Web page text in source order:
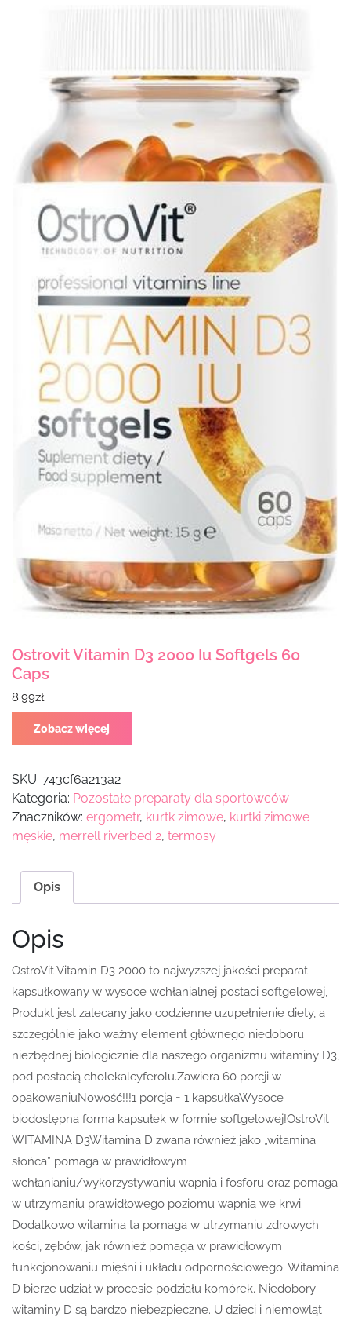
Ostrovit Vitamin D3 2000 Iu Softgels 60
Caps
8.99zł
Zobacz więcej
SKU: 743cf6a213a2
Kategoria: Pozostałe preparaty dla sportowców
Znaczników: ergometr, kurtk zimowe, kurtki zimowe
męskie, merrell riverbed 2, termosy
Opis
Opis
OstroVit Vitamin D3 2000 to najwyższej jakości preparat
kapsułkowany w wysoce wchłanialnej postaci softgelowej,
Produkt jest zalecany jako codzienne uzupełnienie diety, a
szczególnie jako ważny element głównego niedoboru
niezbędnej biologicznie dla naszego organizmu witaminy D3,
pod postacią cholekalcyferolu.Zawiera 60 porcji w
opakowaniuNowość!!!1 porcja = 1 kapsułkaWysoce
biodostępna forma kapsułek w formie softgelowej!OstroVit
WITAMINA D3Witamina D zwana również jako „witamina
słońca” pomaga w prawidłowym
wchłanianiu/wykorzystywaniu wapnia i fosforu oraz pomaga
w utrzymaniu prawidłowego poziomu wapnia we krwi.
Dodatkowo witamina ta pomaga w utrzymaniu zdrowych
kości, zębów, jak również pomaga w prawidłowym
funkcjonowaniu mięśni i układu odpornościowego. Witamina
D bierze udział w procesie podziału komó­rek. Niedobory
witaminy D są bardzo niebezpieczne. U dzieci i niemowląt